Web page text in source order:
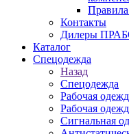
Контакты
Дилеры
Каталог
Спецодежда
Назад
Спецодежда
Рабочая
Рабочая
Сигнальная